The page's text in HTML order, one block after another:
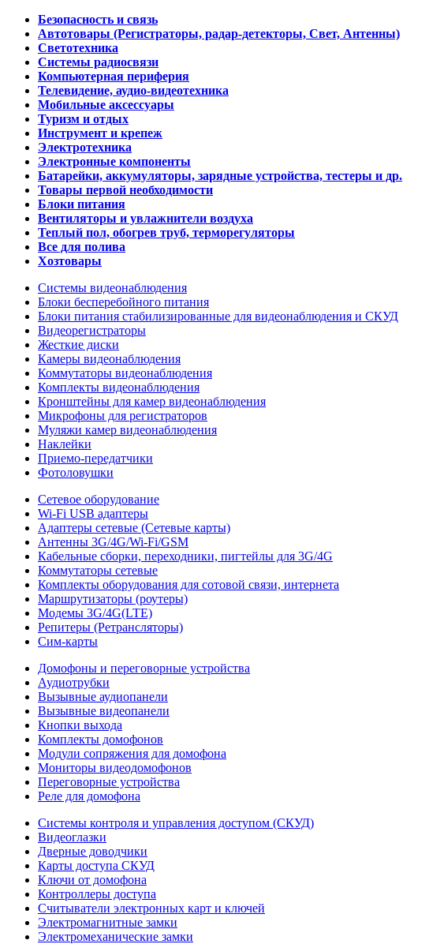
Безопасность и связь
Автотовары (Регистраторы, радар-детекторы, Свет, Антенны)
Светотехника
Системы радиосвязи
Компьютерная периферия
Телевидение, аудио-видеотехника
Мобильные аксессуары
Туризм и отдых
Инструмент и крепеж
Электротехника
Электронные компоненты
Батарейки, аккумуляторы, зарядные устройства, тестеры и др.
Товары первой необходимости
Блоки питания
Вентиляторы и увлажнители воздуха
Теплый пол, обогрев труб, терморегуляторы
Все для полива
Хозтовары
Системы видеонаблюдения
Блоки бесперебойного питания
Блоки питания стабилизированные для видеонаблюдения и СКУД
Видеорегистраторы
Жесткие диски
Камеры видеонаблюдения
Коммутаторы видеонаблюдения
Комплекты видеонаблюдения
Кронштейны для камер видеонаблюдения
Микрофоны для регистраторов
Муляжи камер видеонаблюдения
Наклейки
Приемо-передатчики
Фотоловушки
Сетевое оборудование
Wi-Fi USB адаптеры
Адаптеры сетевые (Сетевые карты)
Антенны 3G/4G/Wi-Fi/GSM
Кабельные сборки, переходники, пигтейлы для 3G/4G
Коммутаторы сетевые
Комплекты оборудования для сотовой связи, интернета
Маршрутизаторы (роутеры)
Модемы 3G/4G(LTE)
Репитеры (Ретрансляторы)
Сим-карты
Домофоны и переговорные устройства
Аудиотрубки
Вызывные аудиопанели
Вызывные видеопанели
Кнопки выхода
Комплекты домофонов
Модули сопряжения для домофона
Мониторы видеодомофонов
Переговорные устройства
Реле для домофона
Системы контроля и управления доступом (СКУД)
Видеоглазки
Дверные доводчики
Карты доступа СКУД
Ключи от домофона
Контроллеры доступа
Считыватели электронных карт и ключей
Электромагнитные замки
Электромеханические замки